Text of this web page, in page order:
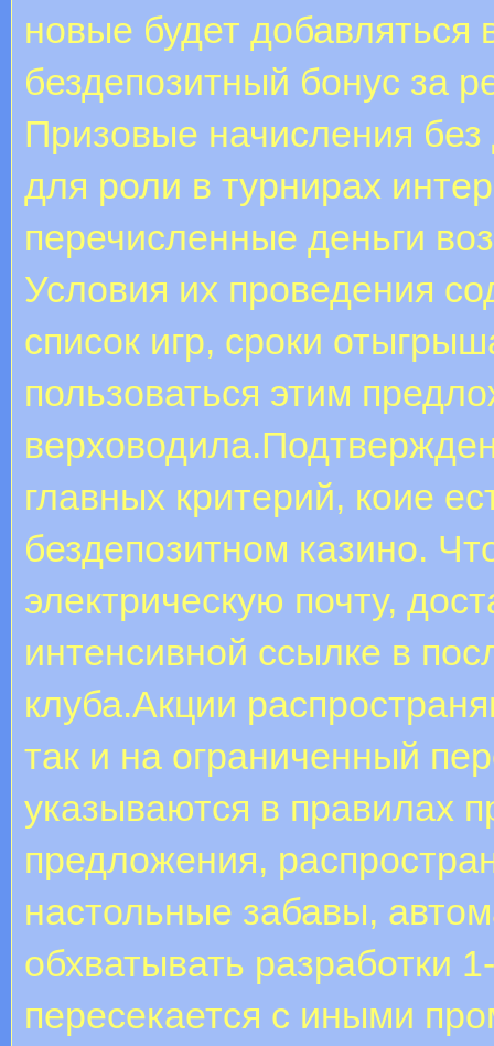
новые будет
бездепозитный бонус за
Призовые начисления без
для роли в турнирах
перечисленные деньги
Условия их проведения
список игр, сроки
пользоваться этим
главных критерий, коие
бездепозитном казино.
электрическую почту,
интенсивной ссылке в
клуба.Акции
так и на ограниченный
указываются в правилах
предложения,
настольные забавы,
обхватывать разработки
пересекается с иными